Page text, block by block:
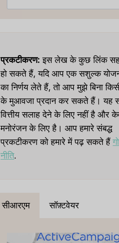
प्रकटीकरण: इस लेख के कुछ लिंक
हो सकते हैं, यदि आप एक सशुल्क
का निर्णय लेते हैं, तो आप मुझे बिना
के मुआवजा प्रदान कर सकते हैं। यह
वित्तीय सलाह देने के लिए नहीं है और
मनोरंजन के लिए है। आप हमारे संबद्ध
प्रकटीकरण को हमारे में पढ़ सकते हैं
नीति.
सीआरएम सॉफ़्टवेयर